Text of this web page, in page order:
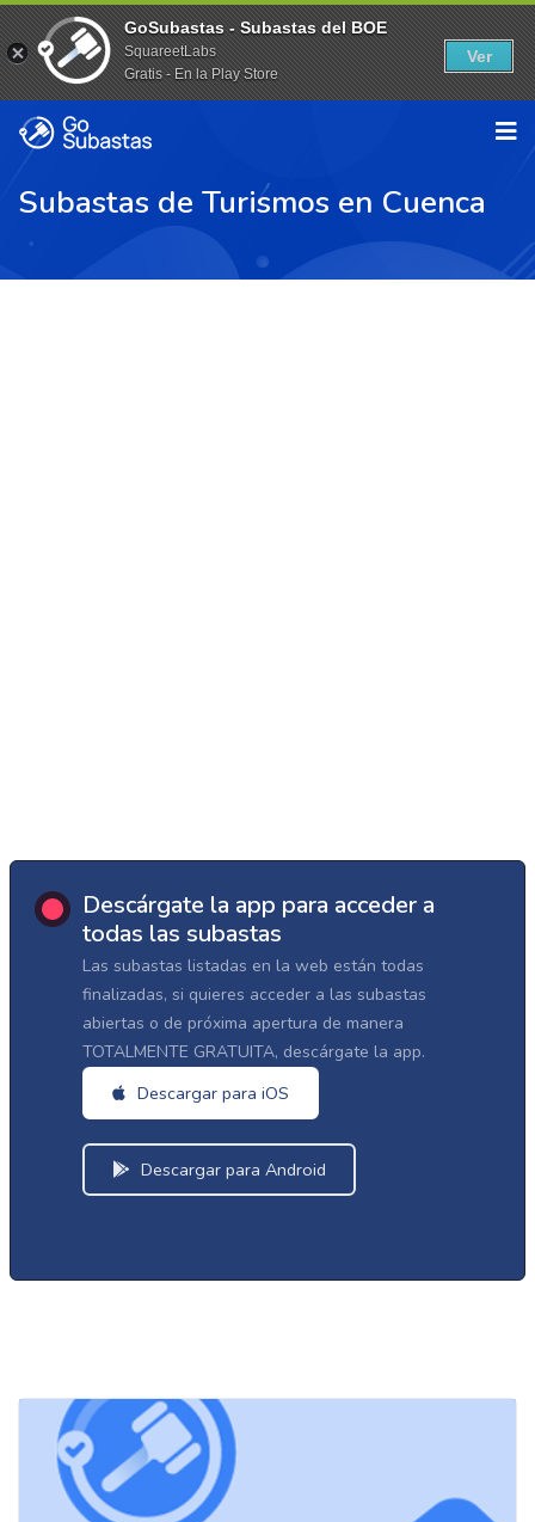
Subastas de Turismos en Cuenca
Descárgate la app para acceder a
todas las subastas
Las subastas listadas en la web están todas
finalizadas, si quieres acceder a las subastas
abiertas o de próxima apertura de manera
TOTALMENTE GRATUITA, descárgate la app.
Descargar para iOS
Descargar para Android
GoSubastas - Subastas del BOE
SquareetLabs
Gratis - En la Play Store
Ver